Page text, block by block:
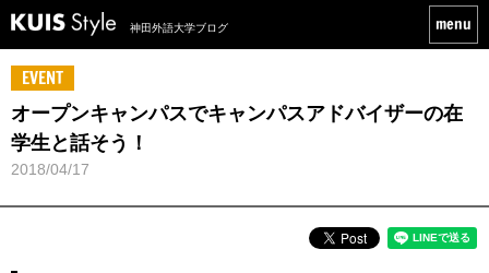
神田外語大学ブログ
EVENT
オープンキャンパスでキャンパスアドバイザーの在
学生と話そう！
2018/04/17